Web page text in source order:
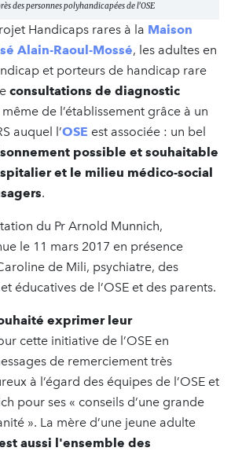
des personnes polyhandicapées de l’OSE
Handicaps rares à la Maison
Alain-Raoul-Mossé, les adultes en
et porteurs de handicap rare
consultations de diagnostic
même de l’établissement grâce à un
auquel l’OSE est associée : un bel
possible et souhaitable
et le milieu médico-social
.
du Pr Arnold Munnich,
le 11 mars 2017 en présence
de Mili, psychiatre, des
éducatives de l’OSE et des parents.
exprimer leur
cette initiative de l’OSE en
de remerciement très
à l’égard des équipes de l’OSE et
pour ses « conseils d’une grande
». La mère d’une jeune adulte
aussi l'ensemble des